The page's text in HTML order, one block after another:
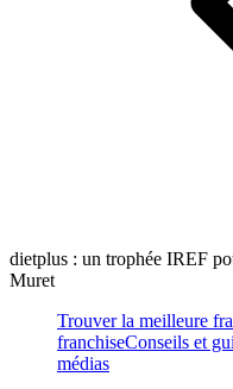
dietplus : un trophée IREF
Muret
Trouver la meilleure
franchiseConseils et
médias